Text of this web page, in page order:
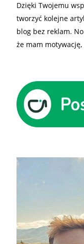
Dzięki Twojemu
tworzyć kolejne
blog bez reklam.
że mam